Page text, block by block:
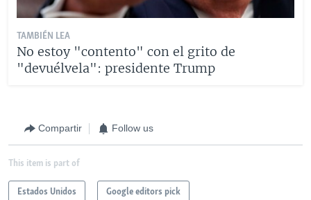
TAMBIÉN LEA
No estoy "contento" con el grito de
"devuélvela": presidente Trump
Compartir Follow us
This item is part of
Estados Unidos Google editors pick